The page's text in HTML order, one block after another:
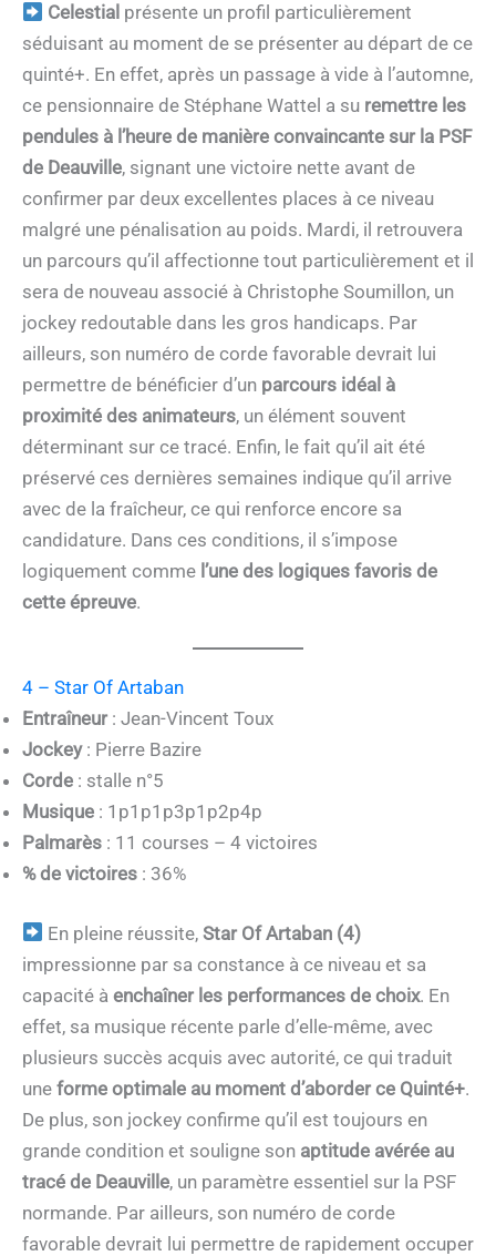
Celestial présente un profil particulièrement
séduisant au moment de se présenter au départ de ce
quinté+. En effet, après un passage à vide à l’automne,
ce pensionnaire de Stéphane Wattel a su remettre les
pendules à l’heure de manière convaincante sur la PSF
de Deauville, signant une victoire nette avant de
confirmer par deux excellentes places à ce niveau
malgré une pénalisation au poids. Mardi, il retrouvera
un parcours qu’il affectionne tout particulièrement et il
sera de nouveau associé à Christophe Soumillon, un
jockey redoutable dans les gros handicaps. Par
ailleurs, son numéro de corde favorable devrait lui
permettre de bénéficier d’un parcours idéal à
proximité des animateurs, un élément souvent
déterminant sur ce tracé. Enfin, le fait qu’il ait été
préservé ces dernières semaines indique qu’il arrive
avec de la fraîcheur, ce qui renforce encore sa
candidature. Dans ces conditions, il s’impose
logiquement comme l’une des logiques favoris de
cette épreuve.
4 – Star Of Artaban
Entraîneur: Jean-Vincent Toux
Jockey: Pierre Bazire
Corde : stalle n°5
Musique : 1p1p1p3p1p2p4p
Palmarès : 11 courses – 4 victoires
% de victoires : 36%
En pleine réussite,Star Of Artaban (4)
impressionne par sa constance à ce niveau et sa
capacité à enchaîner les performances de choix. En
effet, sa musique récente parle d’elle-même, avec
plusieurs succès acquis avec autorité, ce qui traduit
une forme optimale au moment d’aborder ce Quinté+.
De plus, son jockey confirme qu’il est toujours en
grande condition et souligne son aptitude avérée au
tracé de Deauville, un paramètre essentiel sur la PSF
normande. Par ailleurs, son numéro de corde
favorable devrait lui permettre de rapidement occuper